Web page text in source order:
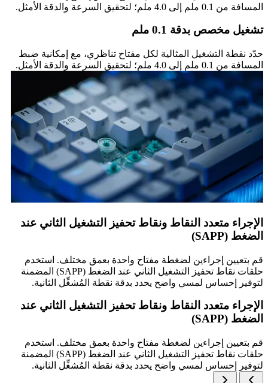
المسافة من 0.1 ملم إلى 4.0 ملم؛ لتحقيق السرعة والدقة الأمثل.
تشغيل مخصص بدقة 0.1 ملم
حدّد نقطة التشغيل المثالية لكل مفتاح تناظري، مع إمكانية ضبط
المسافة من 0.1 ملم إلى 4.0 ملم؛ لتحقيق السرعة والدقة الأمثل.
الإجراء متعدد النقاط ونقاط تحفيز التشغيل الثاني عند
الضغط (SAPP)
قم بتعيين إجراءين لضغطة مفتاح واحدة بعمق مختلف. استخدم
حلقات نقاط تحفيز التشغيل الثاني عند الضغط (SAPP) المضمنة
لتوفير إحساس لمسي واضح يحدد بدقة نقطة المُشغِّل الثانية.
الإجراء متعدد النقاط ونقاط تحفيز التشغيل الثاني عند
الضغط (SAPP)
قم بتعيين إجراءين لضغطة مفتاح واحدة بعمق مختلف. استخدم
حلقات نقاط تحفيز التشغيل الثاني عند الضغط (SAPP) المضمنة
لتوفير إحساس لمسي واضح يحدد بدقة نقطة المُشغِّل الثانية.